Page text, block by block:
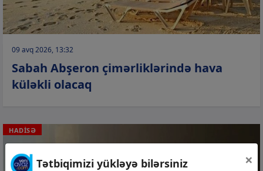
09 avq 2026, 13:32
Sabah Abşeron çimərliklərində hava
küləkli olacaq
HADİSƏ
Tətbiqimizi yükləyə bilərsiniz ×